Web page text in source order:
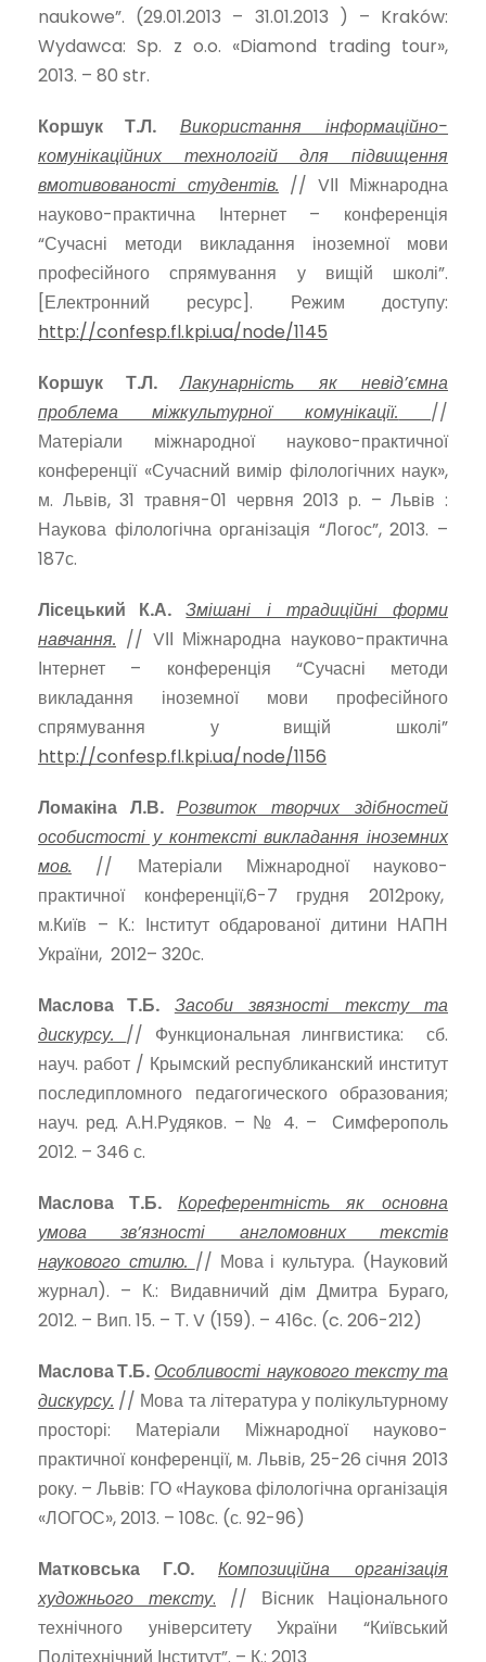
naukowe”. (29.01.2013 – 31.01.2013 ) – Kraków:
Wydawca: Sp. z o.o. «Diamond trading tour»,
2013. – 80 str.
Коршук Т.Л.
Використання інформаційно-
комунікаційних технологій для підвищення
вмотивованості студентів. // VІІ Міжнародна
науково-практична Інтернет – конференція
“Сучасні методи викладання іноземної мови
професійного спрямування у вищій школі”.
[Електронний ресурс]. Режим доступу:
http://confesp.fl.kpi.ua/node/1145
Коршук Т.Л.
Лакунарність як невід’ємна
проблема міжкультурної комунікації.
//
Матеріали міжнародної науково-практичної
конференції «Сучасний вимір філологічних наук»,
м. Львів, 31 травня-01 червня 2013 р. – Львів :
Наукова філологічна організація “Логос”, 2013. –
187с.
Лісецький К.А. Змішані і традиційні форми
навчання. // VІІ Міжнародна науково-практична
Інтернет – конференція “Сучасні методи
викладання іноземної мови професійного
спрямування у вищій школі”
http://confesp.fl.kpi.ua/node/1156
Ломакіна Л.В. Розвиток творчих здібностей
особистості у контексті викладання іноземних
мов. // Матеріали Міжнародної науково-
практичної конференції,6-7 грудня 2012року,
м.Київ – К.: Інститут обдарованої дитини НАПН
України, 2012– 320с.
Маслова Т.Б.
Засоби звязності тексту та
дискурсу. // Функциональная лингвистика: сб.
науч. работ / Крымский республиканский институт
последипломного педагогического образования;
науч. ред. А.Н.Рудяков. – № 4. – Симферополь
2012. – 346 с.
Маслова Т.Б.
Кореферентність як основна
умова зв’язності англомовних текстів
наукового стилю. // Мова і культура. (Науковий
журнал). – К.: Видавничий дім Дмитра Бураго,
2012. – Вип. 15. – Т. V (159). – 416c. (c. 206-212)
Маслова Т.Б. Особливості наукового тексту та
дискурсу. // Мова та література у полікультурному
просторі: Матеріали Міжнародної науково-
практичної конференції, м. Львів, 25-26 січня 2013
року. – Львів: ГО «Наукова філологічна організація
«ЛОГОС», 2013. – 108с. (с. 92-96)
Матковська Г.О.
Композиційна організація
художнього тексту. // Вісник Національного
технічного університету України “Київський